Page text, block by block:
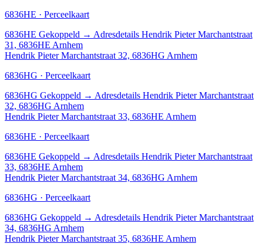
6836HE · Perceelkaart
6836HE Gekoppeld → Adresdetails Hendrik Pieter Marchantstraat
31, 6836HE Arnhem
Hendrik Pieter Marchantstraat 32, 6836HG Arnhem
6836HG · Perceelkaart
6836HG Gekoppeld → Adresdetails Hendrik Pieter Marchantstraat
32, 6836HG Arnhem
Hendrik Pieter Marchantstraat 33, 6836HE Arnhem
6836HE · Perceelkaart
6836HE Gekoppeld → Adresdetails Hendrik Pieter Marchantstraat
33, 6836HE Arnhem
Hendrik Pieter Marchantstraat 34, 6836HG Arnhem
6836HG · Perceelkaart
6836HG Gekoppeld → Adresdetails Hendrik Pieter Marchantstraat
34, 6836HG Arnhem
Hendrik Pieter Marchantstraat 35, 6836HE Arnhem